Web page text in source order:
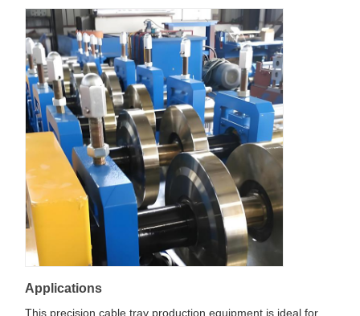
Applications
This precision cable tray production equipment is ideal for